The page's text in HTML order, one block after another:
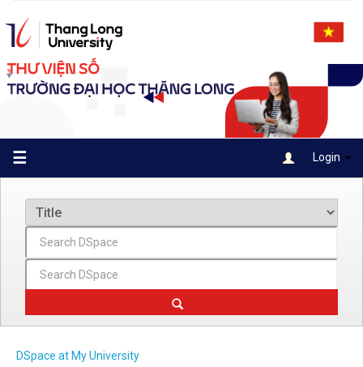
navigation
☰ Login
DSpace at My University